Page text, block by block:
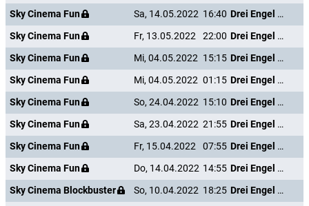
Sky Cinema Fun
Sa, 14.05.2022 16:40
Drei Engel für Charlie - Volle Power
Sky Cinema Fun
Fr, 13.05.2022 22:00
Drei Engel für Charlie - Volle Power
Sky Cinema Fun
Mi, 04.05.2022 15:15
Drei Engel für Charlie - Volle Power
Sky Cinema Fun
Mi, 04.05.2022 01:15
Drei Engel für Charlie - Volle Power
Sky Cinema Fun
So, 24.04.2022 15:10
Drei Engel für Charlie - Volle Power
Sky Cinema Fun
Sa, 23.04.2022 21:55
Drei Engel für Charlie - Volle Power
Sky Cinema Fun
Fr, 15.04.2022 07:55
Drei Engel für Charlie - Volle Power
Sky Cinema Fun
Do, 14.04.2022 14:55
Drei Engel für Charlie - Volle Power
Sky Cinema Blockbuster
So, 10.04.2022 18:25
Drei Engel für Charlie - Volle Power